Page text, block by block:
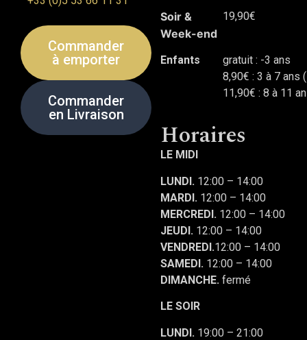
Commander
à emporter
Commander
en Livraison
Soir &
Week-end
19,90€
Enfants
gratuit : -3 ans
8,90€ : 3 à 7 ans
11,90€ : 8 à 11
Horaires
LE MIDI
LUNDI. 12:00 – 14:00
MARDI. 12:00 – 14:00
MERCREDI. 12:00 – 14:00
JEUDI. 12:00 – 14:00
VENDREDI.12:00 – 14:00
SAMEDI. 12:00 – 14:00
DIMANCHE. fermé
LE SOIR
LUNDI. 19:00 – 21:00